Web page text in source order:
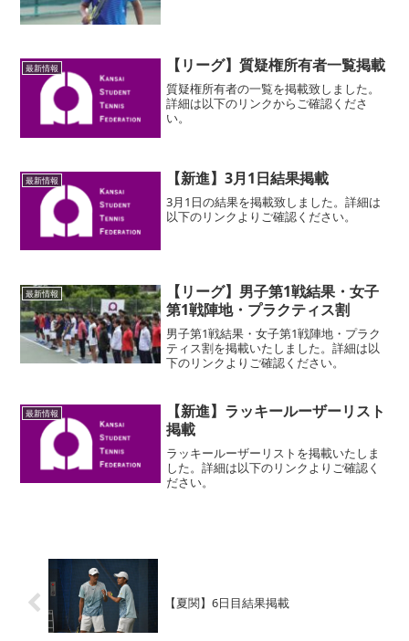
最新情報 【リーグ】質疑権所有者一覧掲載
質疑権所有者の一覧を掲載致しました。
詳細は以下のリンクからご確認くださ
い。
最新情報 【新進】3月1日結果掲載
3月1日の結果を掲載致しました。詳細は
以下のリンクよりご確認ください。
最新情報
【リーグ】男子第1戦結果・女子
第1戦陣地・プラクティス割
男子第1戦結果・女子第1戦陣地・プラク
ティス割を掲載いたしました。詳細は以
下のリンクよりご確認ください。
最新情報
【新進】ラッキールーザーリスト
掲載
ラッキールーザーリストを掲載いたしま
した。詳細は以下のリンクよりご確認く
ださい。
【夏関】6日目結果掲載